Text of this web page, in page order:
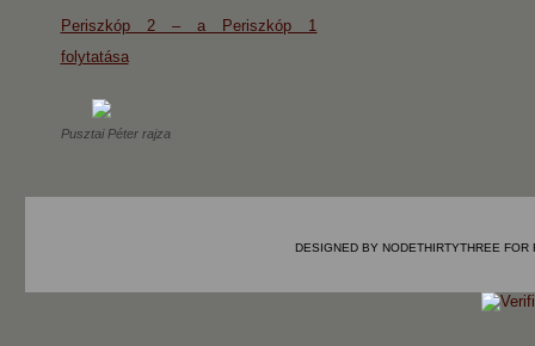
Periszkóp 2 – a Periszkóp 1
folytatása
Pusztai Péter rajza
DESIGNED BY NODETHIRTYTHREE FOR